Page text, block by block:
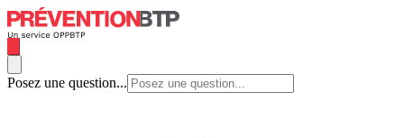
Posez une question...